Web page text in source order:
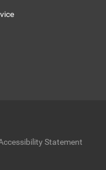
Statement